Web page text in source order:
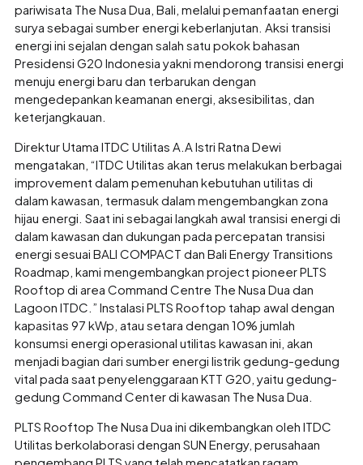
pariwisata The Nusa Dua, Bali, melalui pemanfaatan energi
surya sebagai sumber energi keberlanjutan. Aksi transisi
energi ini sejalan dengan salah satu pokok bahasan
Presidensi G20 Indonesia yakni mendorong transisi energi
menuju energi baru dan terbarukan dengan
mengedepankan keamanan energi, aksesibilitas, dan
keterjangkauan.
Direktur Utama ITDC Utilitas A.A Istri Ratna Dewi
mengatakan, “ITDC Utilitas akan terus melakukan berbagai
improvement dalam pemenuhan kebutuhan utilitas di
dalam kawasan, termasuk dalam mengembangkan zona
hijau energi. Saat ini sebagai langkah awal transisi energi di
dalam kawasan dan dukungan pada percepatan transisi
energi sesuai BALI COMPACT dan Bali Energy Transitions
Roadmap, kami mengembangkan project pioneer PLTS
Rooftop di area Command Centre The Nusa Dua dan
Lagoon ITDC.” Instalasi PLTS Rooftop tahap awal dengan
kapasitas 97 kWp, atau setara dengan 10% jumlah
konsumsi energi operasional utilitas kawasan ini, akan
menjadi bagian dari sumber energi listrik gedung-gedung
vital pada saat penyelenggaraan KTT G20, yaitu gedung-
gedung Command Center di kawasan The Nusa Dua.
PLTS Rooftop The Nusa Dua ini dikembangkan oleh ITDC
Utilitas berkolaborasi dengan SUN Energy, perusahaan